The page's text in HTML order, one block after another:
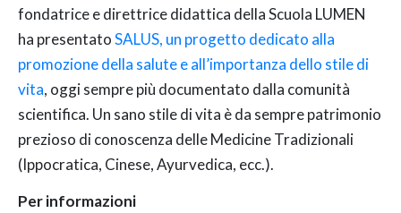
fondatrice e direttrice didattica della Scuola LUMEN
ha presentatoSALUS, un progetto dedicato alla
promozione della salute e all’importanza dello stile di
vita, oggi sempre più documentato dalla comunità
scientifica. Un sano stile di vita è da sempre patrimonio
prezioso di conoscenza delle Medicine Tradizionali
(Ippocratica, Cinese, Ayurvedica, ecc.).
Per informazioni